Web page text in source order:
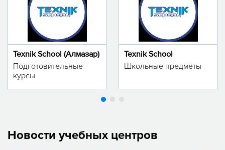
Texnik School (Алмазар)
Подготовительные
курсы
Texnik School
Школьные предметы
Новости учебных центров